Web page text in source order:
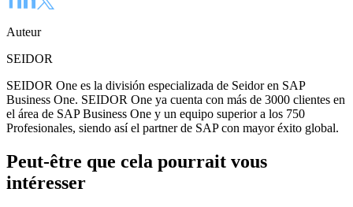
Auteur
SEIDOR
SEIDOR One es la división especializada de Seidor en SAP
Business One. SEIDOR One ya cuenta con más de 3000 clientes en
el área de SAP Business One y un equipo superior a los 750
Profesionales, siendo así el partner de SAP con mayor éxito global.
Peut-être que cela pourrait vous
intéresser